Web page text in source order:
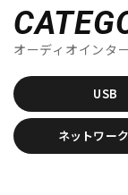
DTM オン
BITWIG
CINESAMPLES
CRYPTON
D-I
EAST WEST
FabFilter
FLUX::
オーディオインタ
USB
ネットワー